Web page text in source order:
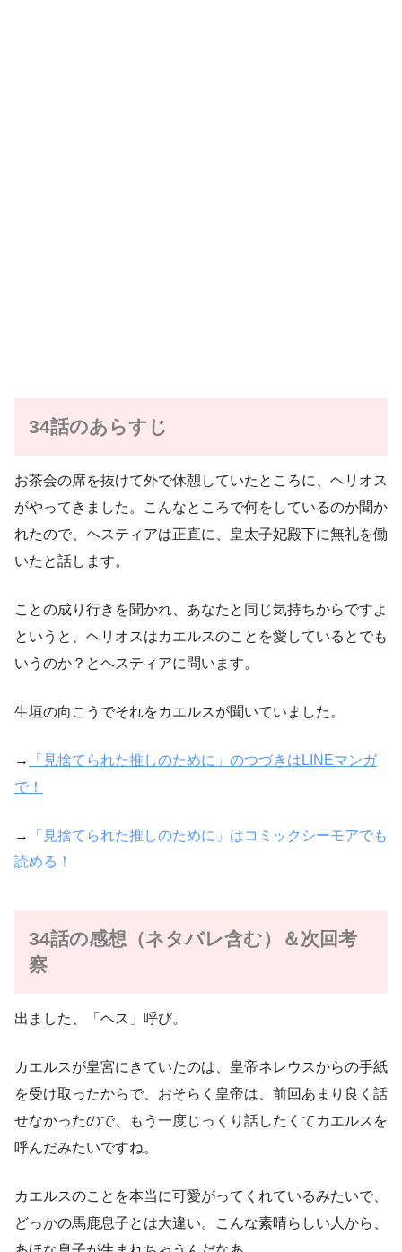
34話のあらすじ
お茶会の席を抜けて外で休憩していたところに、ヘリオス
がやってきました。こんなところで何をしているのか聞か
れたので、ヘスティアは正直に、皇太子妃殿下に無礼を働
いたと話します。
ことの成り行きを聞かれ、あなたと同じ気持ちからですよ
というと、ヘリオスはカエルスのことを愛しているとでも
いうのか？とヘスティアに問います。
生垣の向こうでそれをカエルスが聞いていました。
→
「見捨てられた推しのために」のつづきはLINEマンガ
で！
→
「見捨てられた推しのために」はコミックシーモアでも
読める！
34話の感想（ネタバレ含む）＆次回考
察
出ました、「ヘス」呼び。
カエルスが皇宮にきていたのは、皇帝ネレウスからの手紙
を受け取ったからで、おそらく皇帝は、前回あまり良く話
せなかったので、もう一度じっくり話したくてカエルスを
呼んだみたいですね。
カエルスのことを本当に可愛がってくれているみたいで、
どっかの馬鹿息子とは大違い。こんな素晴らしい人から、